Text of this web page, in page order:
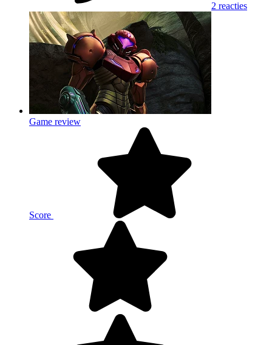
2 reacties
Game review
Score